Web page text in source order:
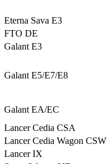
Eterna Sava E3
FTO DE
Galant E3
Galant E5/E7/E8
Galant EA/EC
Lancer Cedia CSA
Lancer Cedia Wagon CSW
Lancer IX